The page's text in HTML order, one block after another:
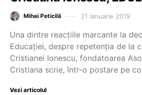
Mihai Peticilă 21 ianuarie 2019
Una dintre reacțiile marcante la
Educației, despre repetenția de la
Cristianei Ionescu, fondatoarea
Cristiana scrie, într-o postare pe
Vezi articolul